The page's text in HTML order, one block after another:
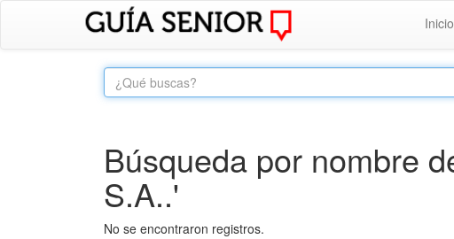
Inicio
Búsqueda por nombre
S.A..'
No se encontraron registros.